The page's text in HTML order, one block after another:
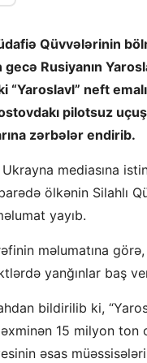
Qüvvələrinin
Rusiyanın
“Yaroslavl” neft
pilotsuz
zərbələr endirib.
mediasına
ölkənin Silahlı
yayıb.
məlumatına
yanğınlar baş
bildirilib ki,
15 milyon ton
əsas